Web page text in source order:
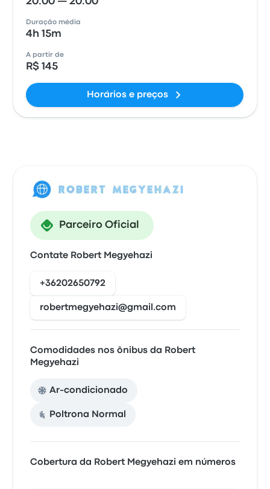
Duração média
4h 15m
A partir de
R$ 145
Horários e preços
Parceiro Oficial
Contate Robert Megyehazi
+36202650792
robertmegyehazi@gmail.com
Comodidades nos ônibus da Robert
Megyehazi
Ar-condicionado
Poltrona Normal
Cobertura da Robert Megyehazi em números